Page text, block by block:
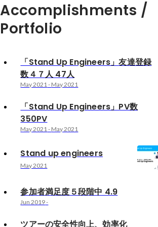
Accomplishments /
Portfolio
「Stand Up Engineers」友達登録
数４７人 47人
May 2021 - May 2021
「Stand Up Engineers」PV数
350PV
May 2021 - May 2021
Stand up engineers
May 2021
参加者満足度５段階中 4.9
Jun 2019-
ツアーの安全性向上、効率化